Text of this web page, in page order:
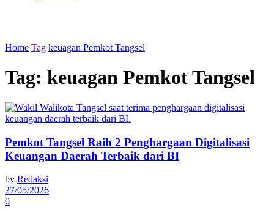
Home Tag keuagan Pemkot Tangsel
Tag: keuagan Pemkot Tangsel
Pemkot Tangsel Raih 2 Penghargaan Digitalisasi
Keuangan Daerah Terbaik dari BI
by Redaksi
27/05/2026
0